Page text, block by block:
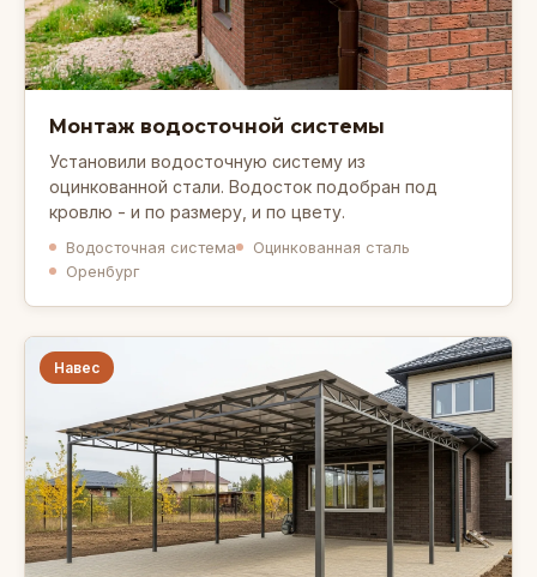
Монтаж водосточной системы
Установили водосточную систему из
оцинкованной стали. Водосток подобран под
кровлю - и по размеру, и по цвету.
Водосточная система
Оцинкованная сталь
Оренбург
Навес